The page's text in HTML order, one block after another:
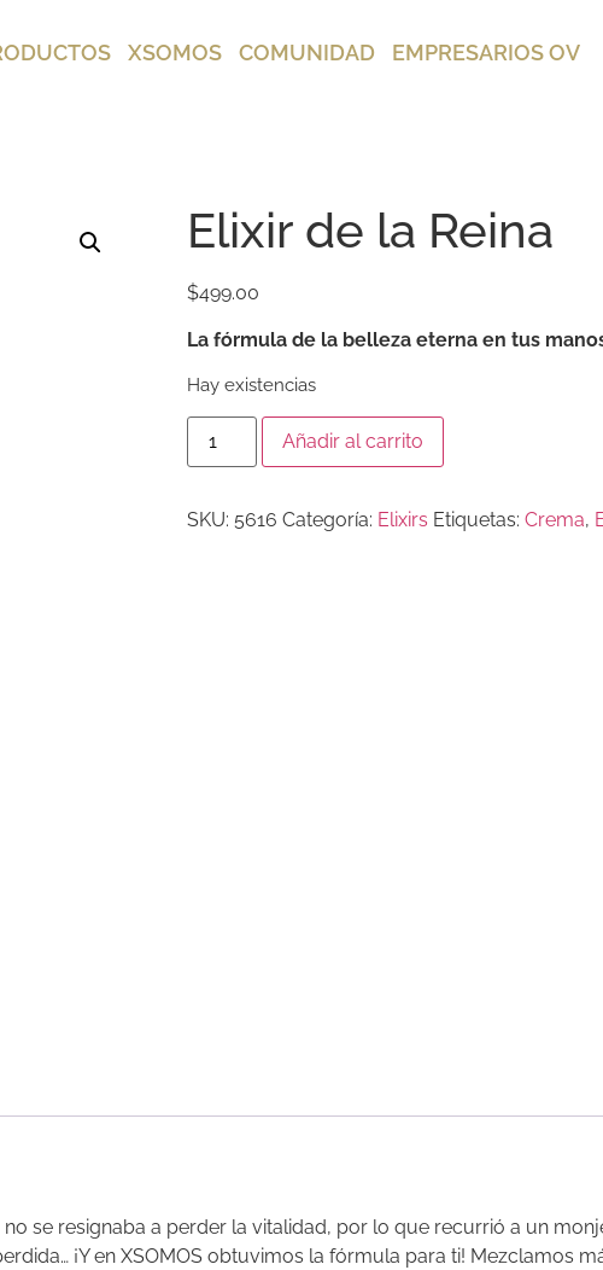
XSOMOS COMUNIDAD EMPRESARIOS OV
Elixir de la Reina
$499.00
La fórmula de la belleza eterna en tus
Hay existencias
Añadir al carrito
SKU: 5616 Categoría: Elixirs Etiquetas: Crema,
se resignaba a perder la vitalidad, por lo que recurrió a un
¡Y en XSOMOS obtuvimos la fórmula para ti! Mezclamos